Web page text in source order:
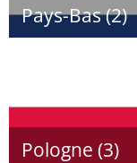
Pays-Bas (2)
Pologne (3)